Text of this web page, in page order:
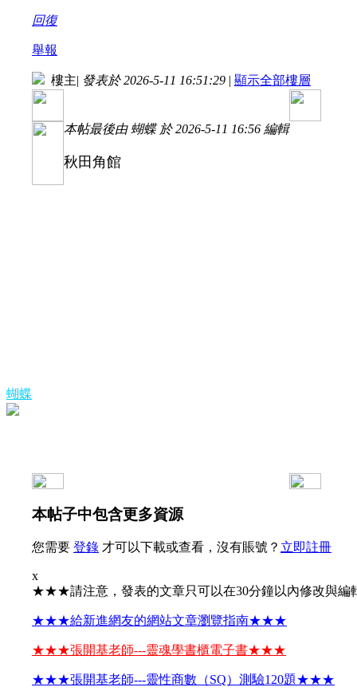
回復
舉報
蝴蝶
樓主| 發表於 2026-5-11 16:51:29 | 顯示全部樓層
本帖最後由 蝴蝶 於 2026-5-11 16:56 編輯
秋田角館
本帖子中包含更多資源
您需要 登錄 才可以下載或查看，沒有賬號？ 立即註冊
x
★★★請注意，發表的文章只可以在30分鐘以內修改與
★★★給新進網友的網站文章瀏覽指南★★★
★★★張開基老師---靈魂學書櫃電子書★★★
★★★張開基老師---靈性商數（SQ）測驗120題★★★